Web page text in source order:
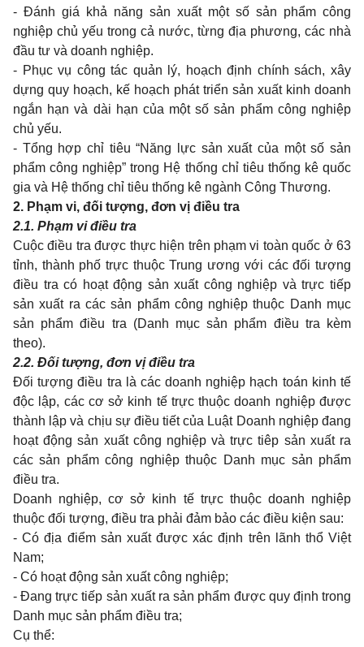
- Đánh giá khả năng sản xuất một số sản phẩm công
nghiệp chủ yếu trong cả nước, từng địa phương, các nhà
đầu tư và doanh nghiệp.
- Phục vụ công tác quản lý, hoạch định chính sách, xây
dựng quy hoạch, kế hoạch phát triển sản xuất kinh doanh
ngắn hạn và dài hạn của một số sản phẩm công nghiệp
chủ yếu.
- Tổng hợp chỉ tiêu “Năng lực sản xuất của một số sản
phẩm công nghiệp” trong Hệ thống chỉ tiêu thống kê quốc
gia và Hệ thống chỉ tiêu thống kê ngành Công Thương.
2. Phạm vi, đối tượng, đơn vị điều tra
2.1. Phạm vi điều tra
Cuộc điều tra được thực hiện trên phạm vi toàn quốc ở 63
tỉnh, thành phố trực thuộc Trung ương với các đối tượng
điều tra có hoạt động sản xuất công nghiệp và trực tiếp
sản xuất ra các sản phẩm công nghiệp thuộc Danh mục
sản phẩm điều tra (Danh mục sản phẩm điều tra kèm
theo).
2.2. Đối tượng, đơn vị điều tra
Đối tượng điều tra là các doanh nghiệp hạch toán kinh tế
độc lập, các cơ sở kinh tế trực thuộc doanh nghiệp được
thành lập và chịu sự điều tiết của Luật Doanh nghiệp đang
hoạt động sản xuất công nghiệp và trực tiêp sản xuất ra
các sản phẩm công nghiệp thuộc Danh mục sản phẩm
điều tra.
Doanh nghiệp, cơ sở kinh tế trực thuộc doanh nghiệp
thuộc đối tượng, điều tra phải đảm bảo các điều kiện sau:
- Có địa điểm sản xuất được xác định trên lãnh thổ Việt
Nam;
- Có hoạt động sản xuất công nghiệp;
- Đang trực tiếp sản xuất ra sản phẩm được quy định trong
Danh mục sản phẩm điều tra;
Cụ thể: